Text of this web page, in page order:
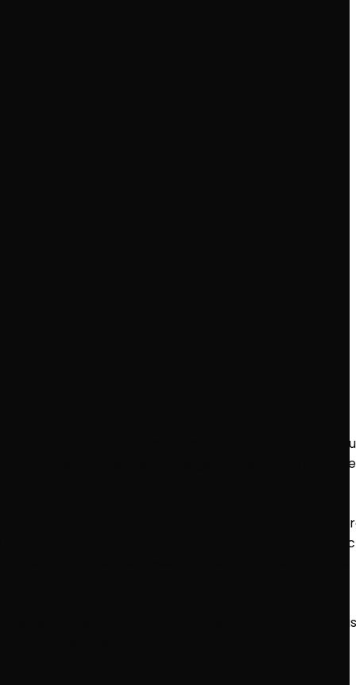
stattfindet und Menschen zusammenbringt, die
sondern echte Begegnungen – mitten in
Location, mal durch neue Kontakte, mal
selbst: ehrlich, direkt, manchmal rau, aber immer
Die ÜBERSTUNDE ist offen für alle, die